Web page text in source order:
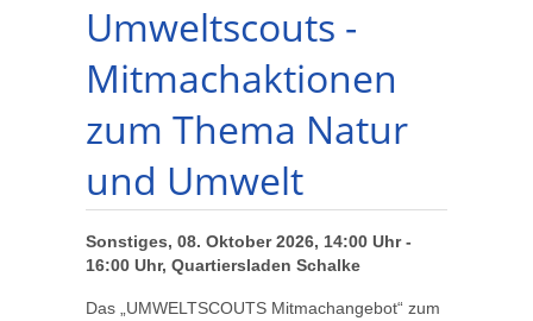
Umweltscouts -
Mitmachaktionen
zum Thema Natur
und Umwelt
Sonstiges, 08. Oktober 2026, 14:00 Uhr -
16:00 Uhr, Quartiersladen Schalke
Das „UMWELTSCOUTS Mitmachangebot“ zum